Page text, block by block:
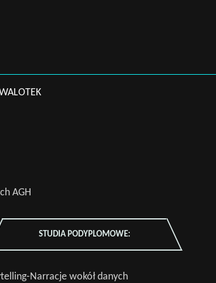
AGH
STUDIA PODYPLOMOWE:
Narracje wokół danych